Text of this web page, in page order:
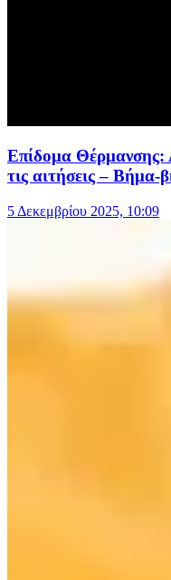
Επίδομα Θέρμανσης:
τις αιτήσεις – Βήμα-
5 Δεκεμβρίου 2025, 10:09